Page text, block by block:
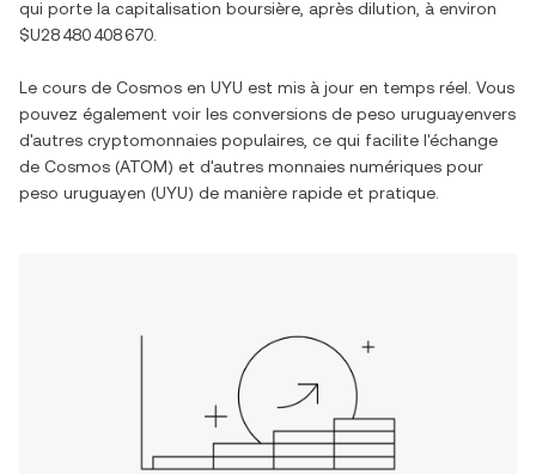
qui porte la capitalisation boursière, après dilution, à environ
$U28 480 408 670
Le cours de Cosmos en UYU est mis à jour en temps réel. Vous
pouvez également voir les conversions de peso uruguayenvers
d'autres cryptomonnaies populaires, ce qui facilite l'échange
de Cosmos (ATOM) et d'autres monnaies numériques pour
peso uruguayen (UYU) de manière rapide et pratique.